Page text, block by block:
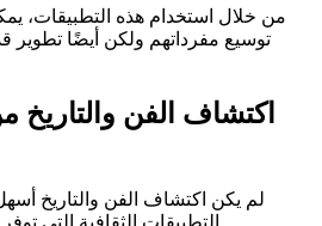
من خلال استخدام هذه التطبيقات،
توسيع مفرداتهم ولكن أيضًا تطوير
اكتشاف الفن والتاريخ
لم يكن اكتشاف الفن والتاريخ
التطبيقات الثقافية التي توفر مجموعة كبيرة من الموارد.